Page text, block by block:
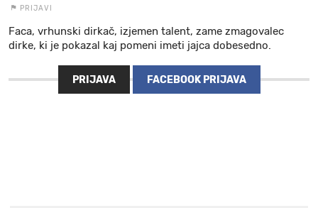
PRIJAVI
Faca, vrhunski dirkač, izjemen talent, zame zmagovalec
dirke, ki je pokazal kaj pomeni imeti jajca dobesedno.
PRIJAVA FACEBOOK PRIJAVA